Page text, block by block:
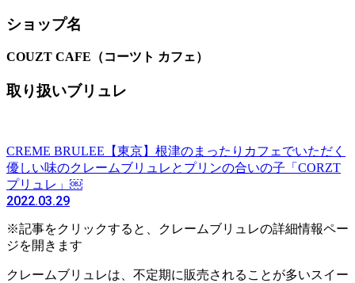
ショップ名
COUZT CAFE（コーツト カフェ）
取り扱いブリュレ
CREME BRULEE 【東京】根津のまったりカフェでいただく
優しい味のクレームブリュレとプリンの合いの子「CORZT
プリュレ」￼
2022.03.29
※記事をクリックすると、クレームブリュレの詳細情報ペー
ジを開きます
クレームブリュレは、不定期に販売されることが多いスイー